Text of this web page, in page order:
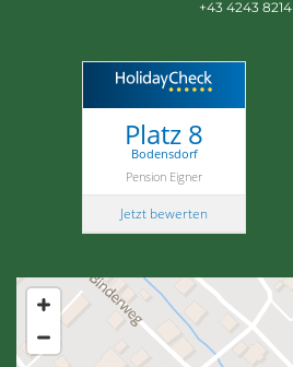
+43 4243 8214
Platz 8
Bodensdorf
Pension Eigner
Jetzt bewerten